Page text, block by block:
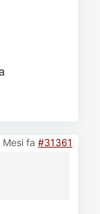
Mesi fa #31361